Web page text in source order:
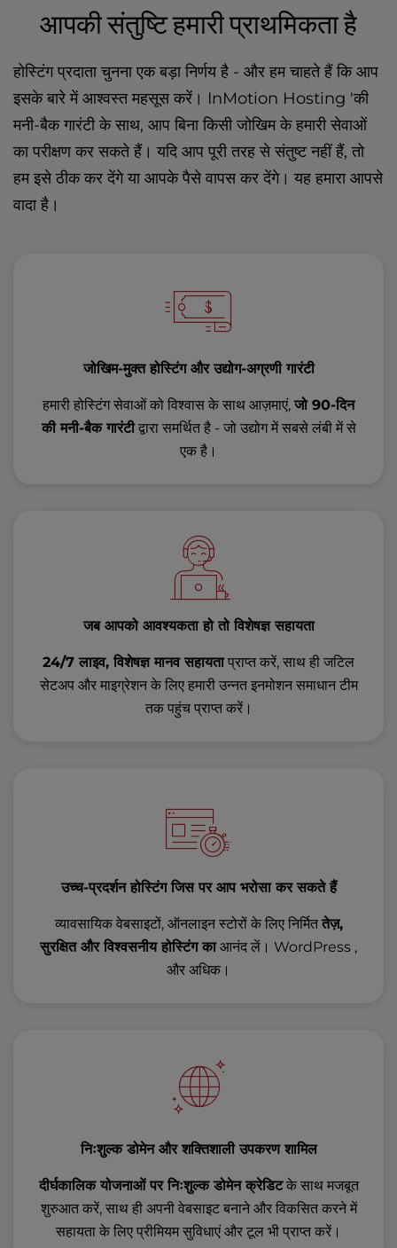
आपकी संतुष्टि हमारी प्राथमिकता है
होस्टिंग प्रदाता चुनना एक बड़ा निर्णय है - और हम चाहते हैं कि आप
इसके बारे में आश्वस्त महसूस करें। InMotion Hosting 'की
मनी-बैक गारंटी के साथ, आप बिना किसी जोखिम के हमारी सेवाओं
का परीक्षण कर सकते हैं। यदि आप पूरी तरह से संतुष्ट नहीं हैं, तो
हम इसे ठीक कर देंगे या आपके पैसे वापस कर देंगे। यह हमारा आपसे
वादा है।
जोखिम-मुक्त होस्टिंग और उद्योग-अग्रणी गारंटी
हमारी होस्टिंग सेवाओं को विश्वास के साथ आज़माएं, जो 90-दिन
की मनी-बैक गारंटीद्वारा समर्थित है - जो उद्योग में सबसे लंबी में से
एक है।
जब आपको आवश्यकता हो तो विशेषज्ञ सहायता
24/7 लाइव, विशेषज्ञ मानव सहायताप्राप्त करें, साथ ही जटिल
सेटअप और माइग्रेशन के लिए हमारी उन्नत इनमोशन समाधान टीम
तक पहुंच प्राप्त करें।
उच्च-प्रदर्शन होस्टिंग जिस पर आप भरोसा कर सकते हैं
व्यावसायिक वेबसाइटों, ऑनलाइन स्टोरों के लिए निर्मित तेज़,
सुरक्षित और विश्वसनीय होस्टिंग काआनंद लें। WordPress ,
और अधिक।
निःशुल्क डोमेन और शक्तिशाली उपकरण शामिल
दीर्घकालिक योजनाओं पर निःशुल्क डोमेन क्रेडिटके साथ मजबूत
शुरुआत करें, साथ ही अपनी वेबसाइट बनाने और विकसित करने में
सहायता के लिए प्रीमियम सुविधाएं और टूल भी प्राप्त करें।